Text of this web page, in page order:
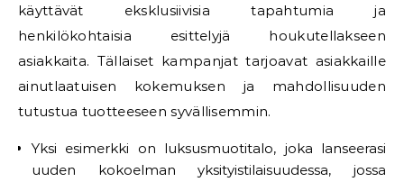
käyttävät eksklusiivisia tapahtumia ja
henkilökohtaisia esittelyjä houkutellakseen
asiakkaita. Tällaiset kampanjat tarjoavat asiakkaille
ainutlaatuisen kokemuksen ja mahdollisuuden
tutustua tuotteeseen syvällisemmin.
Yksi esimerkki on luksusmuotitalo, joka lanseerasi
uuden kokoelman yksityistilaisuudessa, jossa